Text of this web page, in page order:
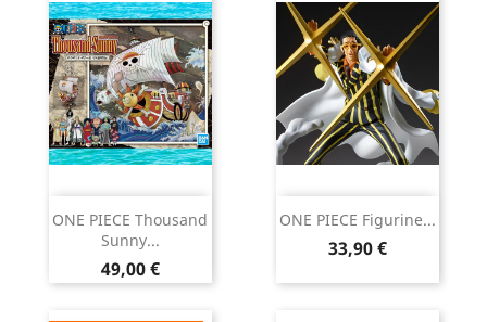
ONE PIECE Thousand
Sunny...
Prix
49,00 €
ONE PIECE Figurine...
Prix
33,90 €